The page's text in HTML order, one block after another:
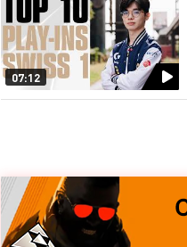
07:12